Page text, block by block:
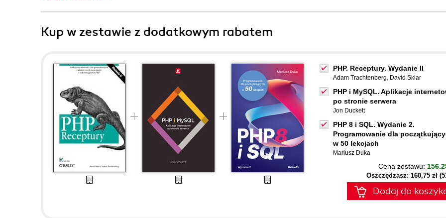
Kup w zestawie z dodatkowym rabatem
PHP. Receptury. Wydanie II
Adam Trachtenberg, David Sklar
PHP i MySQL. Aplikacje
po stronie serwera
Jon Duckett
PHP 8 i SQL. Wydanie 2.
Programowanie dla
w 50 lekcjach
Mariusz Duka
Cena zestawu:
Oszczędzasz: 160,75 zł
Dodaj do